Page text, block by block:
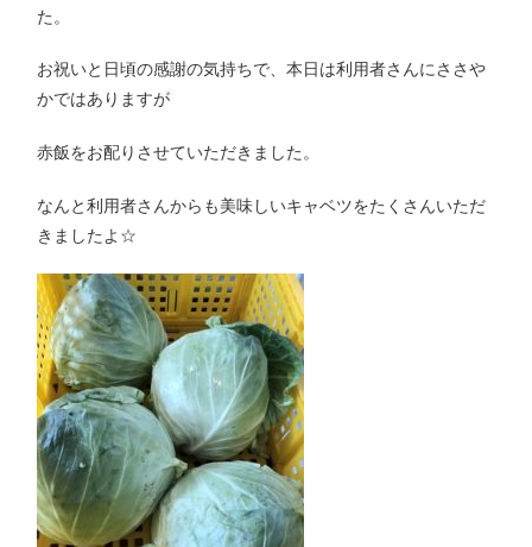
た。
お祝いと日頃の感謝の気持ちで、本日は利用者さんにささや
かではありますが
赤飯をお配りさせていただきました。
なんと利用者さんからも美味しいキャベツをたくさんいただ
きましたよ☆